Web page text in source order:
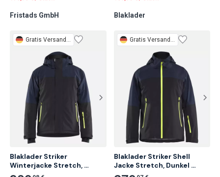
Fristads GmbH Blaklader
Gratis Versand 3 Tage
Blaklader Striker
Winterjacke Stretch,
Dunkel Marineblau/High Vis
Gratis Versand 3 Tage
Blaklader Striker Shell
Jacke Stretch, Dunkel
Marineblau/High Vis Gelb